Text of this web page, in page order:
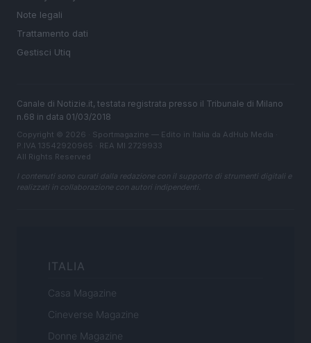
Note legali
Trattamento dati
Gestisci Utiq
Canale di Notizie.it, testata registrata presso il Tribunale di Milano
n.68 in data 01/03/2018
Copyright © 2026 · Sportmagazine — Edito in Italia da AdHub Media
P.IVA 13542920965 · REA MI 2729933
All Rights Reserved
I contenuti sono curati dalla redazione con il supporto di strumenti digitali e
realizzati in collaborazione con autori indipendenti.
ITALIA
Casa Magazine
Cineverse Magazine
Donne Magazine